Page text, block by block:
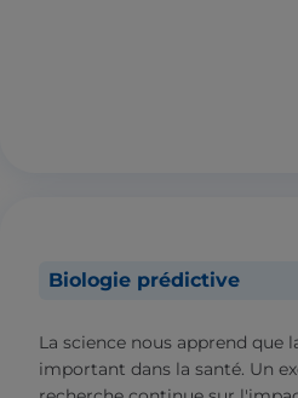
Biologie prédictive
La science nous apprend que
important dans la santé. Un